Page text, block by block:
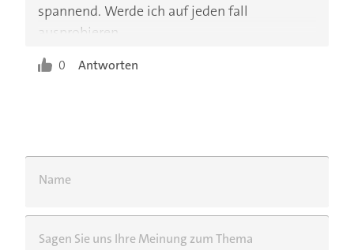
spannend. Werde ich auf jeden fall
ausprobieren
0 Antworten
Name
Sagen Sie uns Ihre Meinung zum Thema